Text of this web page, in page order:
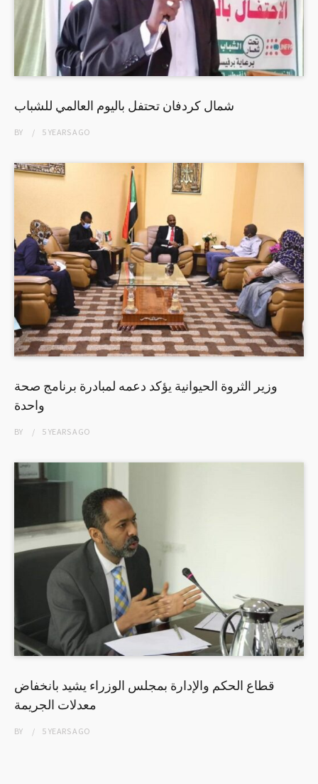
شمال كردفان تحتفل باليوم العالمي للشباب
BY 5 YEARSAGO
وزير الثروة الحيوانية يؤكد دعمه لمبادرة برنامج صحة
واحدة
BY 5 YEARSAGO
قطاع الحكم والإدارة بمجلس الوزراء يشيد بانخفاض
معدلات الجريمة
BY 5 YEARSAGO